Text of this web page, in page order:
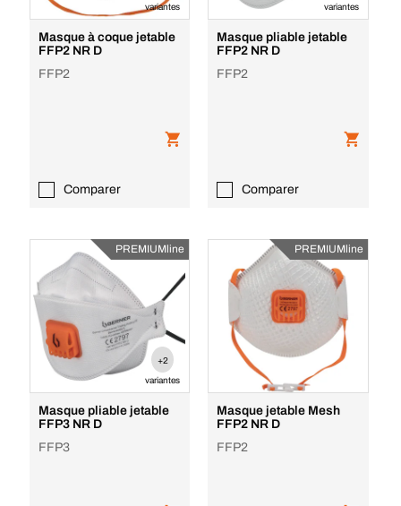
variantes
Masque à coque jetable
FFP2 NR D
FFP2
Comparer
variantes
Masque pliable jetable
FFP2 NR D
FFP2
Comparer
PREMIUMline
+2
variantes
Masque pliable jetable
FFP3 NR D
FFP3
PREMIUMline
Masque jetable Mesh
FFP2 NR D
FFP2